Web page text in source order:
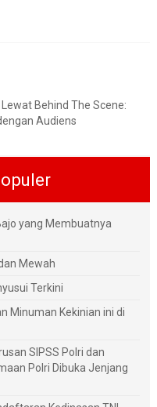
Behind The Scene:
Audiens
yang Membuatnya
Mewah
Terkini
Minuman Kekinian ini di
SIPSS Polri dan
Polri Dibuka Jenjang